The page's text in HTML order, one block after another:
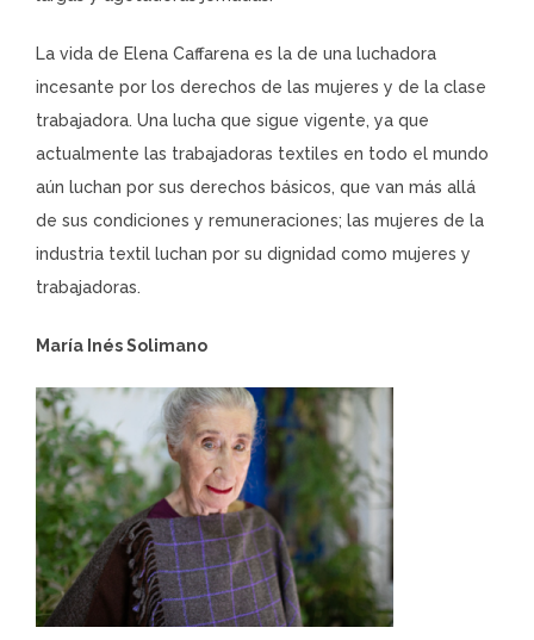
La vida de Elena Caffarena es la de una luchadora
incesante por los derechos de las mujeres y de la clase
trabajadora. Una lucha que sigue vigente, ya que
actualmente las trabajadoras textiles en todo el mundo
aún luchan por sus derechos básicos, que van más allá
de sus condiciones y remuneraciones; las mujeres de la
industria textil luchan por su dignidad como mujeres y
trabajadoras.
María Inés Solimano